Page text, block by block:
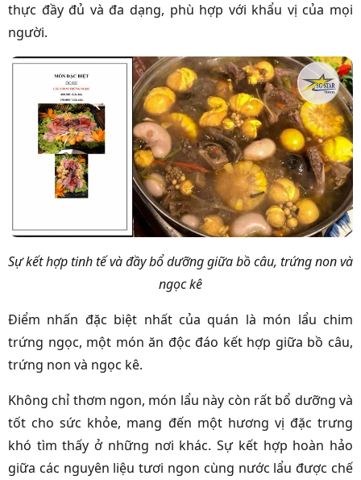
thực đầy đủ và đa dạng, phù hợp với khẩu vị của mọi
người.
Sự kết hợp tinh tế và đầy bổ dưỡng giữa bồ câu, trứng non và
ngọc kê
Điểm nhấn đặc biệt nhất của quán là món lẩu chim
trứng ngọc, một món ăn độc đáo kết hợp giữa bồ câu,
trứng non và ngọc kê.
Không chỉ thơm ngon, món lẩu này còn rất bổ dưỡng và
tốt cho sức khỏe, mang đến một hương vị đặc trưng
khó tìm thấy ở những nơi khác. Sự kết hợp hoàn hảo
giữa các nguyên liệu tươi ngon cùng nước lẩu được chế